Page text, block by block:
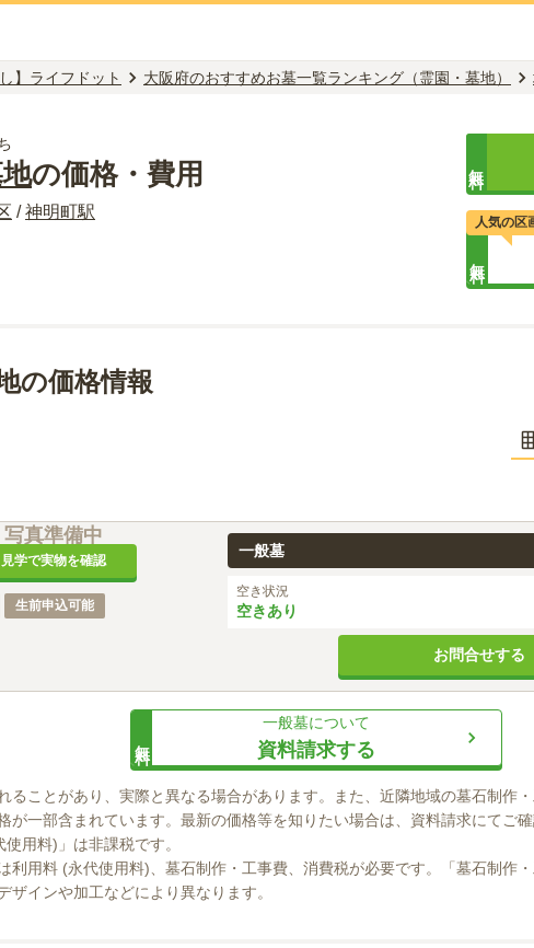
】ライフドット 大阪府のおすすめお墓一覧ランキング（霊園・墓地）
の価格・費用
/神明町駅
人気の区
の価格情報
写真準備中
見学で実物を確認
生前申込可能
一般墓
空き状況
空きあり
お問合せする
一般墓について
資料請求する
ることがあり、実際と異なる場合があります。また、近隣地域の墓石制作
が一部含まれています。最新の価格等を知りたい場合は、資料請求にてご確
用料)」は非課税です。
利用料 (永代使用料)、墓石制作・工事費、消費税が必要です。「墓石制作
ザインや加工などにより異なります。